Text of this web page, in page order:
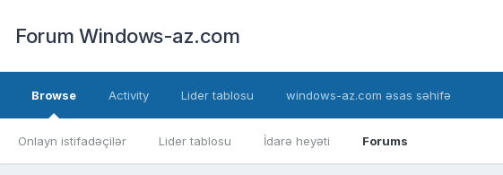
Forum Windows-az.com
Browse
Onlayn istifadəçilər Lider tablosu İdarə heyəti Forums
Activity Lider tablosu windows-az.com əsas səhifə